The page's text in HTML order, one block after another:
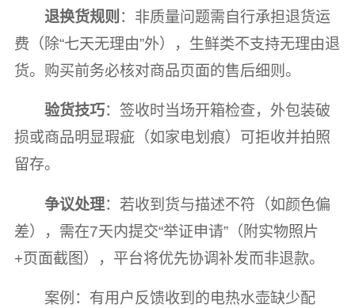
退换货规则 ：非质量问题需自行承担退货运
费（除“七天无理由”外），生鲜类不支持无理由退
货。购买前务必核对商品页面的售后细则。
验货技巧：签收时当场开箱检查，外包装破
损或商品明显瑕疵（如家电划痕）可拒收并拍照
留存。
争议处理：若收到货与描述不符（如颜色偏
差），需在7天内提交“举证申请”（附实物照片
+页面截图），平台将优先协调补发而非退款。
案例：有用户反馈收到的电热水壶缺少配